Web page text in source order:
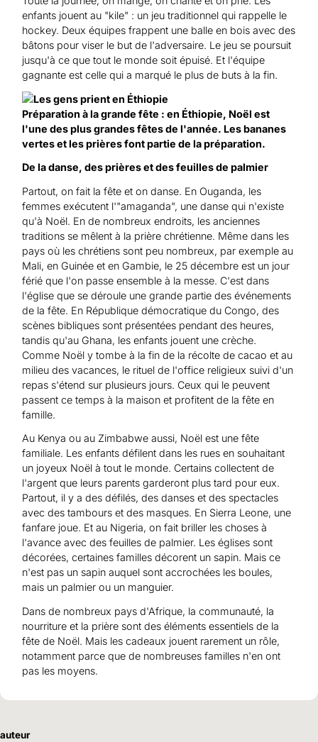
enfants jouent au "kile" : un jeu traditionnel qui rappelle le
hockey. Deux équipes frappent une balle en bois avec des
bâtons pour viser le but de l'adversaire. Le jeu se poursuit
jusqu'à ce que tout le monde soit épuisé. Et l'équipe
gagnante est celle qui a marqué le plus de buts à la fin.
Préparation à la grande fête : en Éthiopie, Noël est
l'une des plus grandes fêtes de l'année. Les bananes
vertes et les prières font partie de la préparation.
De la danse, des prières et des feuilles de palmier
Partout, on fait la fête et on danse. En Ouganda, les
femmes exécutent l'"amaganda", une danse qui n'existe
qu'à Noël. En de nombreux endroits, les anciennes
traditions se mêlent à la prière chrétienne. Même dans les
pays où les chrétiens sont peu nombreux, par exemple au
Mali, en Guinée et en Gambie, le 25 décembre est un jour
férié que l'on passe ensemble à la messe. C'est dans
l'église que se déroule une grande partie des événements
de la fête. En République démocratique du Congo, des
scènes bibliques sont présentées pendant des heures,
tandis qu'au Ghana, les enfants jouent une crèche.
Comme Noël y tombe à la fin de la récolte de cacao et au
milieu des vacances, le rituel de l'office religieux suivi d'un
repas s'étend sur plusieurs jours. Ceux qui le peuvent
passent ce temps à la maison et profitent de la fête en
famille.
Au Kenya ou au Zimbabwe aussi, Noël est une fête
familiale. Les enfants défilent dans les rues en souhaitant
un joyeux Noël à tout le monde. Certains collectent de
l'argent que leurs parents garderont plus tard pour eux.
Partout, il y a des défilés, des danses et des spectacles
avec des tambours et des masques. En Sierra Leone, une
fanfare joue. Et au Nigeria, on fait briller les choses à
l'avance avec des feuilles de palmier. Les églises sont
décorées, certaines familles décorent un sapin. Mais ce
n'est pas un sapin auquel sont accrochées les boules,
mais un palmier ou un manguier.
Dans de nombreux pays d'Afrique, la communauté, la
nourriture et la prière sont des éléments essentiels de la
fête de Noël. Mais les cadeaux jouent rarement un rôle,
notamment parce que de nombreuses familles n'en ont
pas les moyens.
auteur